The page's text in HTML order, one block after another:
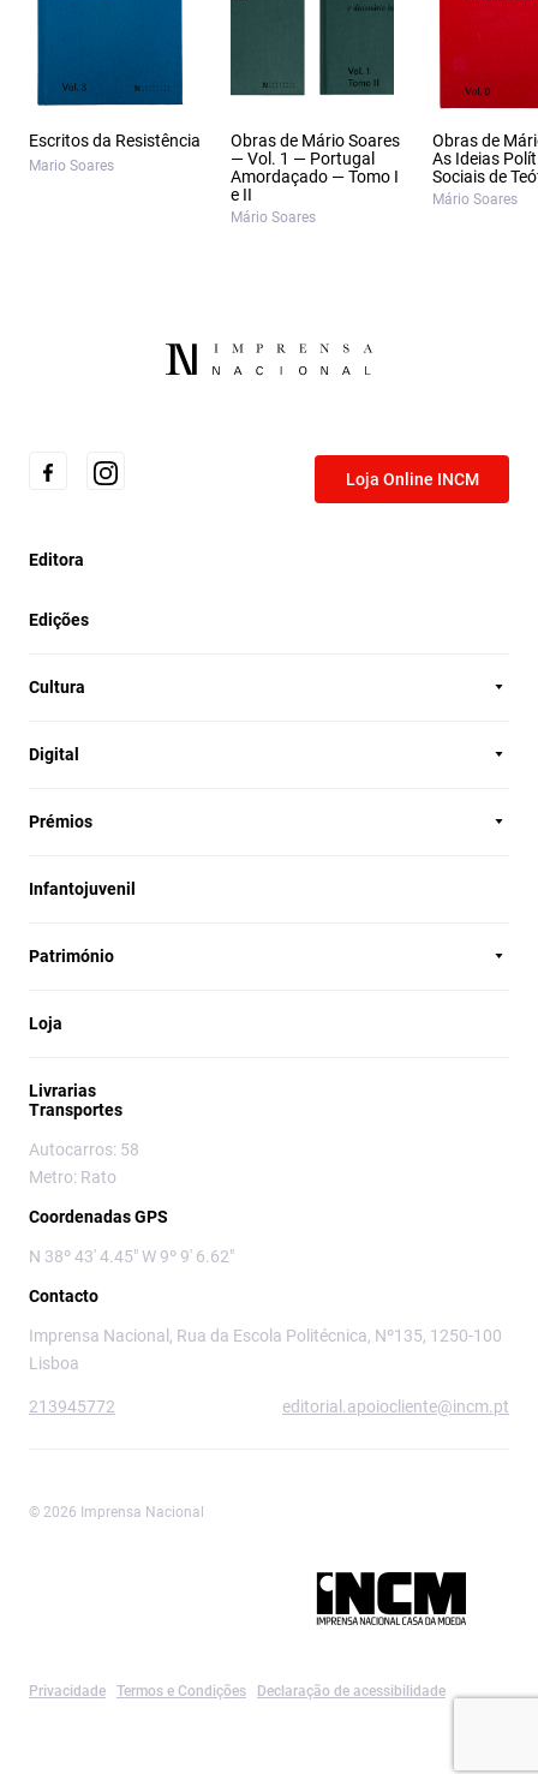
Escritos da Resistência
Mario Soares
Obras de Mário Soares
— Vol. 1 — Portugal
Amordaçado — Tomo I
e II
Mário Soares
Obras de
As Ideias
Sociais de
Mário Soares
Loja Online INCM
Editora
Edições
Cultura
Digital
Prémios
Infantojuvenil
Património
Loja
Livrarias
Transportes
Autocarros: 58
Metro: Rato
Coordenadas GPS
N 38º 43' 4.45" W 9º 9' 6.62"
Contacto
Imprensa Nacional, Rua da Escola Politécnica, Nº135, 1250-100
Lisboa
213945772 editorial.apoiocliente@incm.pt
© 2026 Imprensa Nacional
Privacidade Termos e Condições Declaração de acessibilidade